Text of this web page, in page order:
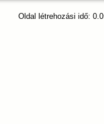
Oldal létrehozási idő: